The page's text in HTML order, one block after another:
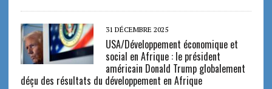
31 DÉCEMBRE 2025
USA/Développement économique et
social en Afrique : le président
américain Donald Trump globalement
déçu des résultats du développement en Afrique